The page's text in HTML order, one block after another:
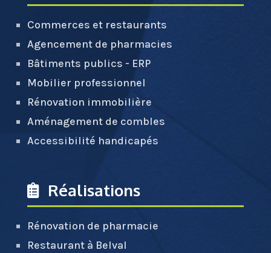
Commerces et restaurants
Agencement de pharmacies
Bâtiments publics - ERP
Mobilier professionnel
Rénovation immobilière
Aménagement de combles
Accessibilité handicapés
Réalisations
Rénovation de pharmacie
Restaurant à Belval